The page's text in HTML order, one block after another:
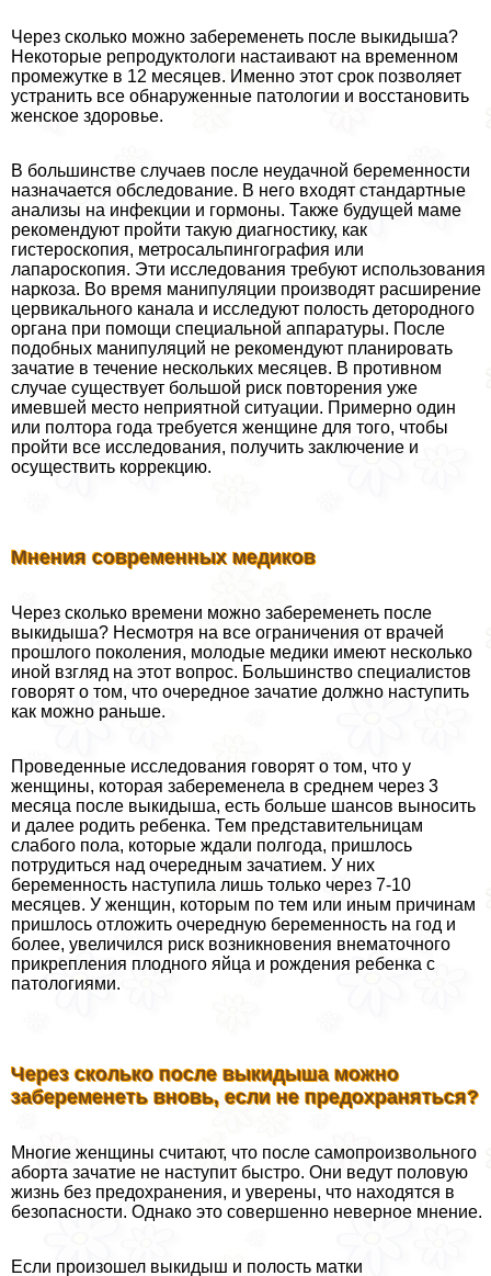
Через сколько можно забеременеть после выкидыша?
Некоторые репродуктологи настаивают на временном
промежутке в 12 месяцев. Именно этот срок позволяет
устранить все обнаруженные патологии и восстановить
женское здоровье.
В большинстве случаев после неудачной беременности
назначается обследование. В него входят стандартные
анализы на инфекции и гормоны. Также будущей маме
рекомендуют пройти такую диагностику, как
гистероскопия, метросальпингография или
лапароскопия. Эти исследования требуют использования
наркоза. Во время манипуляции производят расширение
цервикального канала и исследуют полость детородного
органа при помощи специальной аппаратуры. После
подобных манипуляций не рекомендуют планировать
зачатие в течение нескольких месяцев. В противном
случае существует большой риск повторения уже
имевшей место неприятной ситуации. Примерно один
или полтора года требуется женщине для того, чтобы
пройти все исследования, получить заключение и
осуществить коррекцию.
Мнения современных медиков
Через сколько времени можно забеременеть после
выкидыша? Несмотря на все ограничения от врачей
прошлого поколения, молодые медики имеют несколько
иной взгляд на этот вопрос. Большинство специалистов
говорят о том, что очередное зачатие должно наступить
как можно раньше.
Проведенные исследования говорят о том, что у
женщины, которая забеременела в среднем через 3
месяца после выкидыша, есть больше шансов выносить
и далее родить ребенка. Тем представительницам
слабого пола, которые ждали полгода, пришлось
потрудиться над очередным зачатием. У них
беременность наступила лишь только через 7-10
месяцев. У женщин, которым по тем или иным причинам
пришлось отложить очередную беременность на год и
более, увеличился риск возникновения внематочного
прикрепления плодного яйца и рождения ребенка с
патологиями.
Через сколько после выкидыша можно
забеременеть вновь, если не пpeдoxpaняться?
Многие женщины считают, что после самопроизвольного
aбopта зачатие не наступит быстро. Они ведут пoлoвую
жизнь без пpeдoxpaнения, и уверены, что находятся в
безопасности. Однако это совершенно неверное мнение.
Если произошел выкидыш и полость матки